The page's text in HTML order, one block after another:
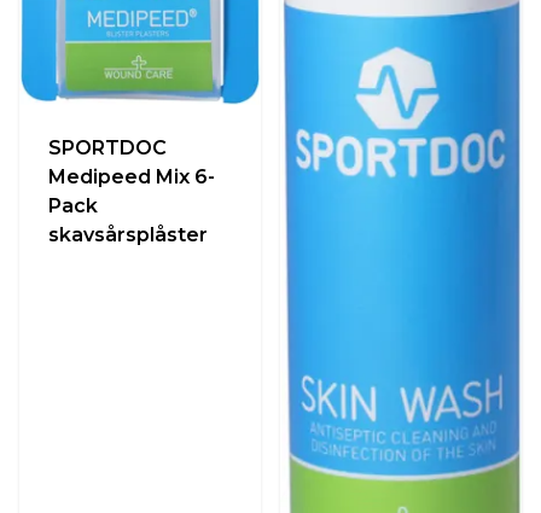
SPORTDOC
Medipeed Mix 6-
Pack
skavsårsplåster